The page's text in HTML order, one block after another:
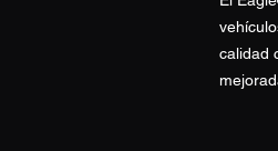
calidad